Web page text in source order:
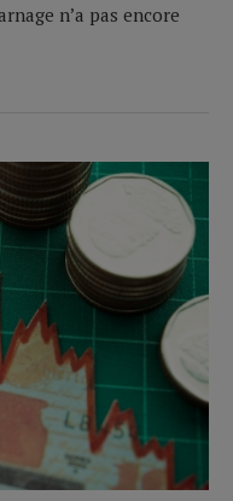
n’a pas encore